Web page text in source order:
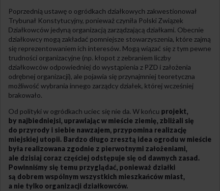
Poprzednią ustawę o ogródkach działkowych zakwestionował
Trybunał Konstytucyjny, ponieważ czyniła Polski Związek
Działkowców jedyną organizacją zarządzającą działkami. Obecnie
działkowcy mogą zakładać pomniejsze stowarzyszenia, które zajmą
się reprezentowaniem ich interesów. Mogą wiązać się z tym pewne
trudności organizacyjne (np. kłopot z zebraniem liczby
działkowców odpowiedniej do wystąpienia z PZD i założenia
odrębnej organizacji), ale pojawia się przynajmniej teoretyczna
możliwość wybrania innego zarządcy działek, której wcześniej
brakowało.
Od polityki w ogródkach uciec się nie da. W końcu projekt,
by najbiedniejsi, uprawiając w mieście ziemię, zbliżali się
do przyrody i siebie nawzajem, przypomina realizację
miejskiej utopii. Bardzo długo zresztą idea ogrodu w mieście
była realizowana zgodnie z pierwotnymi założeniami,
ale dzisiaj coraz częściej odstępuje się od dawnych zasad.
Powinniśmy się temu przyglądać, ponieważ działki
są dobrem wspólnym wszystkich mieszkańców miast,
a nie tylko organizacji działkowców.